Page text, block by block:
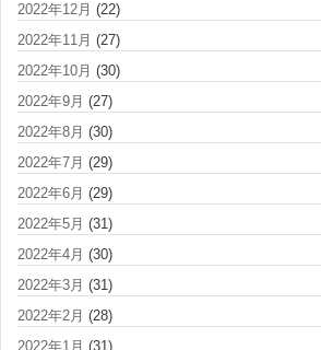
2022年12月 (22)
2022年11月 (27)
2022年10月 (30)
2022年9月 (27)
2022年8月 (30)
2022年7月 (29)
2022年6月 (29)
2022年5月 (31)
2022年4月 (30)
2022年3月 (31)
2022年2月 (28)
2022年1月 (31)